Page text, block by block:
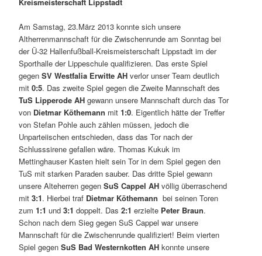
Kreismeisterschaft Lippstadt
Am Samstag, 23.März 2013 konnte sich unsere
Altherrenmannschaft für die Zwischenrunde am Sonntag bei
der Ü-32 Hallenfußball-Kreismeisterschaft Lippstadt im der
Sporthalle der Lippeschule qualifizieren. Das erste Spiel
gegenSV Westfalia Erwitte AH verlor unser Team deutlich
mit 0:5. Das zweite Spiel gegen die Zweite Mannschaft des
TuS Lipperode AH gewann unsere Mannschaft durch das Tor
von Dietmar Köthemann mit1:0. Eigentlich hätte der Treffer
von Stefan Pohle auch zählen müssen, jedoch die
Unparteiischen entschieden, dass das Tor nach der
Schlusssirene gefallen wäre. Thomas Kukuk im
Mettinghauser Kasten hielt sein Tor in dem Spiel gegen den
TuS mit starken Paraden sauber. Das dritte Spiel gewann
unsere Alteherren gegenSuS Cappel AH völlig überraschend
mit3:1. Hierbei traf Dietmar Köthemann bei seinen Toren
zum1:1 und3:1 doppelt. Das 2:1 erzielte Peter Braun.
Schon nach dem Sieg gegen SuS Cappel war unsere
Mannschaft für die Zwischenrunde qualifiziert! Beim vierten
Spiel gegenSuS Bad Westernkotten AH konnte unsere